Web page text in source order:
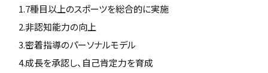
1.7種目以上のスポーツを総合的に実施
2.非認知能力の向上
3.密着指導のパーソナルモデル
4.成長を承認し、自己肯定力を育成